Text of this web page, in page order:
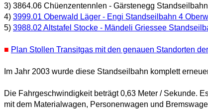
3) 3864.06 Chüenzentennlen - Gärstenegg
4) 3999.01 Oberwald Läger - Engi Standseilbahn 4
5) 3988.02 Altstafel Stocke - Mändeli Griessee
■ Plan Stollen Transitgas mit den genauen Standorten
Im Jahr 2003 wurde diese Standseilbahn komplett
Die Fahrgeschwindigkeit beträgt 0,63 Meter / Sekunde.
mit dem Materialwagen, Personenwagen und